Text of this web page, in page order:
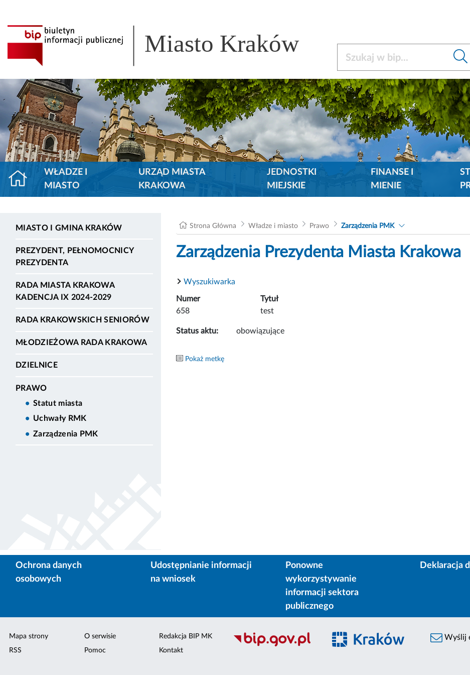
Miasto Kraków
WŁADZE I
MIASTO
URZĄD MIASTA
KRAKOWA
JEDNOSTKI
MIEJSKIE
FINANSE I
MIENIE
MIASTO I GMINA KRAKÓW
PREZYDENT, PEŁNOMOCNICY
PREZYDENTA
RADA MIASTA KRAKOWA
KADENCJA IX 2024-2029
RADA KRAKOWSKICH SENIORÓW
MŁODZIEŻOWA RADA KRAKOWA
DZIELNICE
PRAWO
Statut miasta
Uchwały RMK
Zarządzenia PMK
Strona Główna Władze i miasto Prawo Zarządzenia PMK
Zarządzenia Prezydenta Miasta Krakowa
Wyszukiwarka
Numer Tytuł
658
test
Status aktu: obowiązujące
Pokaż metkę
Ochrona danych
osobowych
Udostępnianie informacji
na wniosek
Ponowne
wykorzystywanie
informacji sektora
publicznego
Deklaracja
Mapa strony
RSS
O serwisie
Pomoc
Redakcja BIP MK
Kontakt
Wyślij